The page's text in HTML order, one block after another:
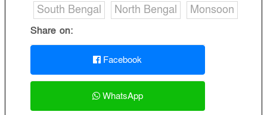
South Bengal
North Bengal Monsoon
Share on:
Facebook
WhatsApp